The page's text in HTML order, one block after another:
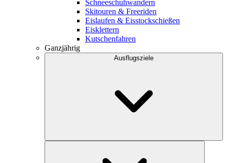
Schneeschuhwandern
Skitouren & Freeriden
Eislaufen & Eisstockschießen
Eisklettern
Kutschenfahren
Ganzjährig
Ausflugsziele